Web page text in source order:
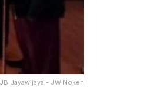
Jayawijaya - JW Noken